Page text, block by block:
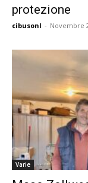
protezione
cibusonl - Novembre
Varie